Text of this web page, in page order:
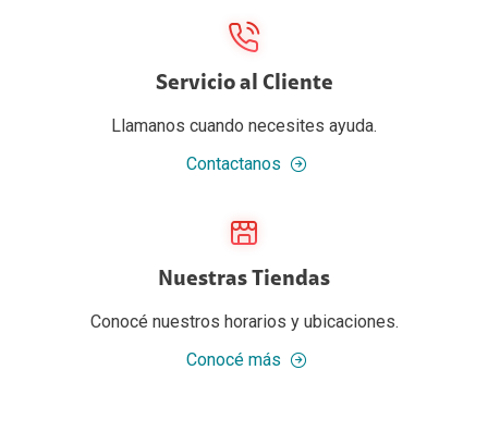
Servicio al Cliente
Llamanos cuando necesites ayuda.
Contactanos
Nuestras Tiendas
Conocé nuestros horarios y ubicaciones.
Conocé más